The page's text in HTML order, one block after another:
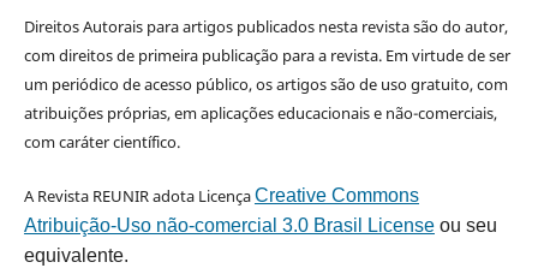
Direitos Autorais para artigos publicados nesta revista são do autor,
com direitos de primeira publicação para a revista. Em virtude de ser
um periódico de acesso público, os artigos são de uso gratuito, com
atribuições próprias, em aplicações educacionais e não-comerciais,
com caráter científico.
A Revista REUNIR adota LicençaCreative Commons
Atribuição-Uso não-comercial 3.0 Brasil Licenseou seu
equivalente.